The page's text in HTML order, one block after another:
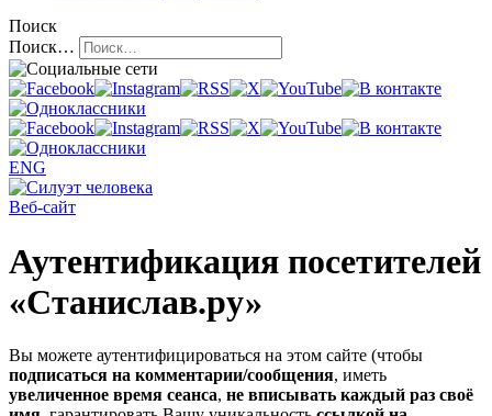
Поиск
Поиск…
ENG
Веб-сайт
Аутентификация посетителей
«Станислав.ру»
Вы можете аутентифицироваться на этом сайте (чтобы
подписаться на комментарии/сообщения, иметь
увеличенное время сеанса, не вписывать каждый раз своё